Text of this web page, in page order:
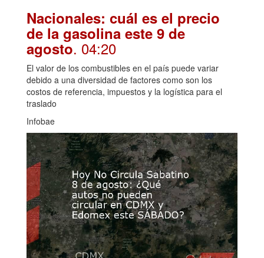
Nacionales: cuál es el precio
de la gasolina este 9 de
agosto. 04:20
El valor de los combustibles en el país puede variar
debido a una diversidad de factores como son los
costos de referencia, impuestos y la logística para el
traslado
Infobae